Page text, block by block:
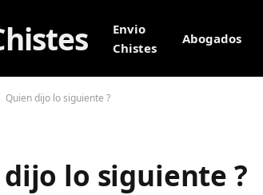
Envio
Chistes
Abogados
Quien dijo lo siguiente ?
lo siguiente ?